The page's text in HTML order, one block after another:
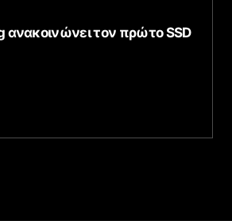
ανακοινώνει τον πρώτο SSD